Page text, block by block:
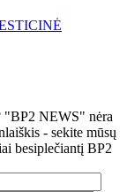
"BP2 NEWS" nėra
- sekite mūsų
besiplečiantį BP2